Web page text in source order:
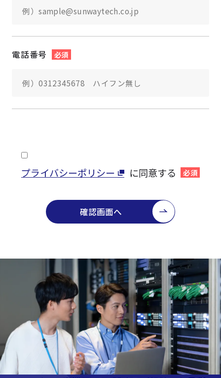
電話番号 必須
プライバシーポリシー に同意する 必須
確認画面へ